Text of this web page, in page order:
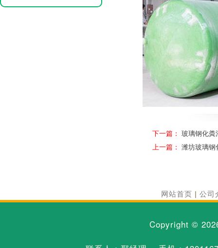
下一篇： 玻璃钢化粪
上一篇： 潍坊玻璃钢
网站首页 | 公司
Copyright ©